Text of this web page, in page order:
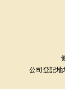
公司登記地